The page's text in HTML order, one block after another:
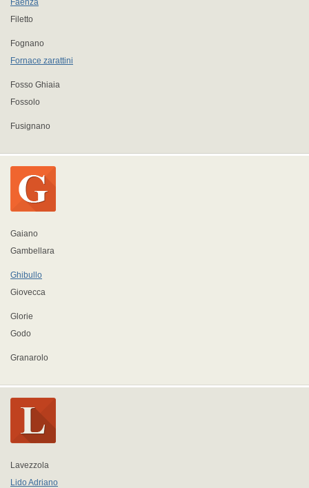
Faenza
Filetto
Fognano
Fornace zarattini
Fosso Ghiaia
Fossolo
Fusignano
Gaiano
Gambellara
Ghibullo
Giovecca
Glorie
Godo
Granarolo
Lavezzola
Lido Adriano